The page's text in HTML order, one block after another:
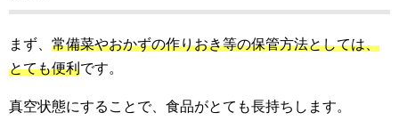
まず、 常備菜やおかずの作りおき等の保管方法としては、
とても便利です。
真空状態にすることで、食品がとても長持ちします。